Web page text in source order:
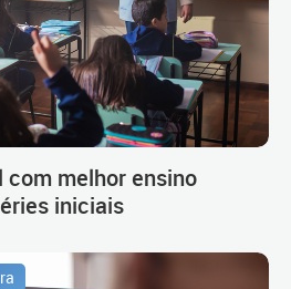
melhor ensino
iniciais